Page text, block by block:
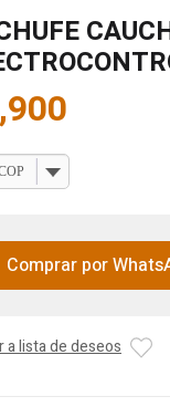
Comprar por
a lista de deseos